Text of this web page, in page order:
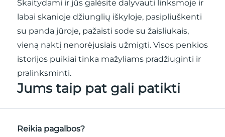
Skaitydami ir jūs galėsite dalyvauti linksmoje ir
labai skanioje džiunglių iškyloje, pasipliuškenti
su panda jūroje, pažaisti sode su žaisliukais,
vieną naktį nenorėjusiais užmigti. Visos penkios
istorijos puikiai tinka mažyliams pradžiuginti ir
pralinksminti.
Jums taip pat gali patikti
Reikia pagalbos?